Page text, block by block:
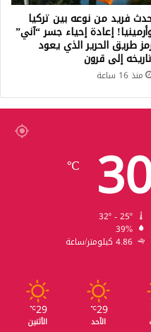
فريد من نوعه بين تركيا
إعادة إحياء جسر “آني”
طريق الحرير الذي يعود
إلى قرون
منذ 16 ساعة
℃
39%
4.86 كيلومتر/ساعة
29
℃
الأحد
29
℃
الأثنين